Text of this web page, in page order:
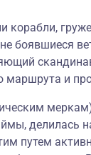
корабли,
боявшиеся
маршрута и
делилась
путем